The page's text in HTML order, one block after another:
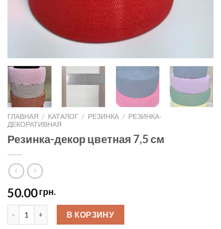
ГЛАВНАЯ / КАТАЛОГ / РЕЗИНКА / РЕЗИНКА-
ДЕКОРАТИВНАЯ
Резинка-декор цветная 7,5 см
50.00грн.
Резинка-декор цветная 7,5 см quantity
В КОРЗИНУ